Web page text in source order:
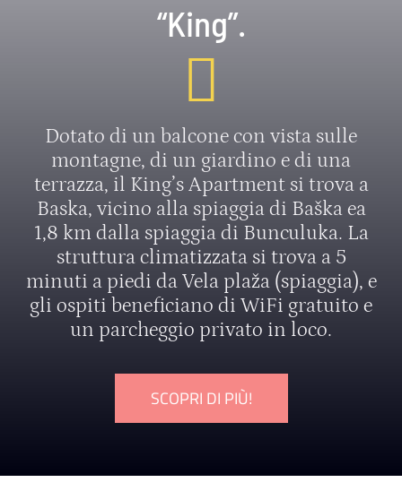
“King”.
Dotato di un balcone con vista sulle
montagne, di un giardino e di una
terrazza, il King’s Apartment si trova a
Baska, vicino alla spiaggia di Baška ea
1,8 km dalla spiaggia di Bunculuka. La
struttura climatizzata si trova a 5
minuti a piedi da Vela plaža (spiaggia), e
gli ospiti beneficiano di WiFi gratuito e
un parcheggio privato in loco.
SCOPRI DI PIÙ!